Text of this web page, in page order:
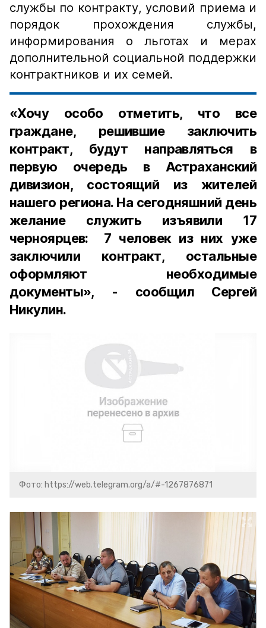
службы по контракту, условий приема и
порядок прохождения службы,
информирования о льготах и мерах
дополнительной социальной поддержки
контрактников и их семей.
«Хочу особо отметить, что все
граждане, решившие заключить
контракт, будут направляться в
первую очередь в Астраханский
дивизион, состоящий из жителей
нашего региона. На сегодняшний день
желание служить изъявили 17
черноярцев: 7 человек из них уже
заключили контракт, остальные
оформляют необходимые
документы», - сообщил Сергей
Никулин.
Фото: https://web.telegram.org/a/#-1267876871